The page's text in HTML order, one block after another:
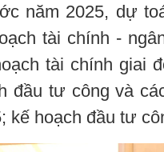
năm 2025, dự
tài chính -
tài chính giai
đầu tư công và
kế hoạch đầu tư